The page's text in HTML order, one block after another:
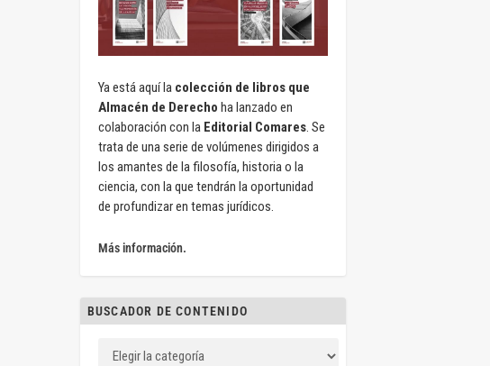
Ya está aquí la colección de libros que
Almacén de Derecho ha lanzado en
colaboración con la Editorial Comares. Se
trata de una serie de volúmenes dirigidos a
los amantes de la filosofía, historia o la
ciencia, con la que tendrán la oportunidad
de profundizar en temas jurídicos.
Más información.
BUSCADOR DE CONTENIDO